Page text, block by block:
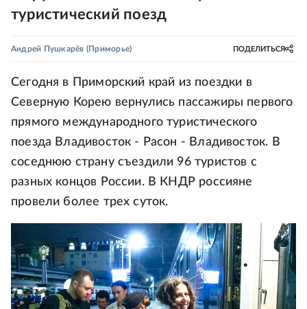
туристический поезд
Андрей Пушкарёв (Приморье) ПОДЕЛИТЬСЯ
Сегодня в Приморский край из поездки в
Северную Корею вернулись пассажиры первого
прямого международного туристического
поезда Владивосток - Расон - Владивосток. В
соседнюю страну съездили 96 туристов с
разных концов России. В КНДР россияне
провели более трех суток.